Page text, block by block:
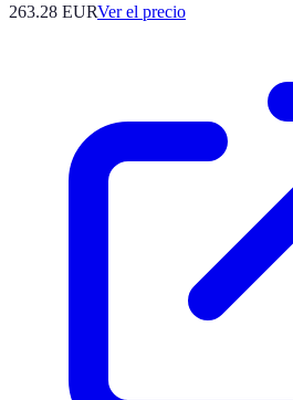
263.28 EURVer el precio